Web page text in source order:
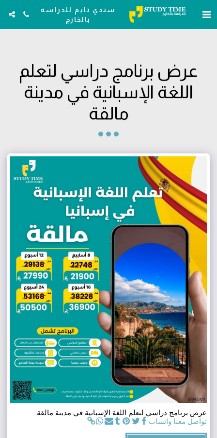
ستدي تايم للدراسة
بالخارج
عرض برنامج دراسي لتعلم
اللغة الإسبانية في مدينة
مالقة
عرض برنامج دراسي لتعلم اللغة الإسبانية في مدينة مالقة
تواصل معنا واتساب